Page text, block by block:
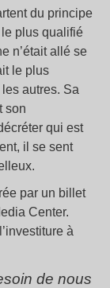
du principe
le plus qualifié
n’était allé se
le plus
autres. Sa
son
qui est
il se sent
par un billet
Center.
à
de nous